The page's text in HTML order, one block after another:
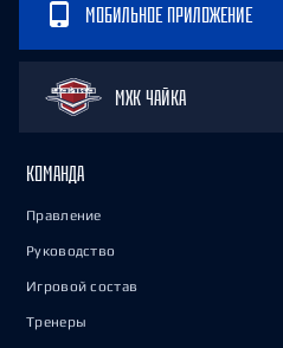
МОБИЛЬНОЕ ПРИЛОЖЕНИЕ
МХК ЧАЙКА
КОМАНДА
Правление
Руководство
Игровой состав
Тренеры